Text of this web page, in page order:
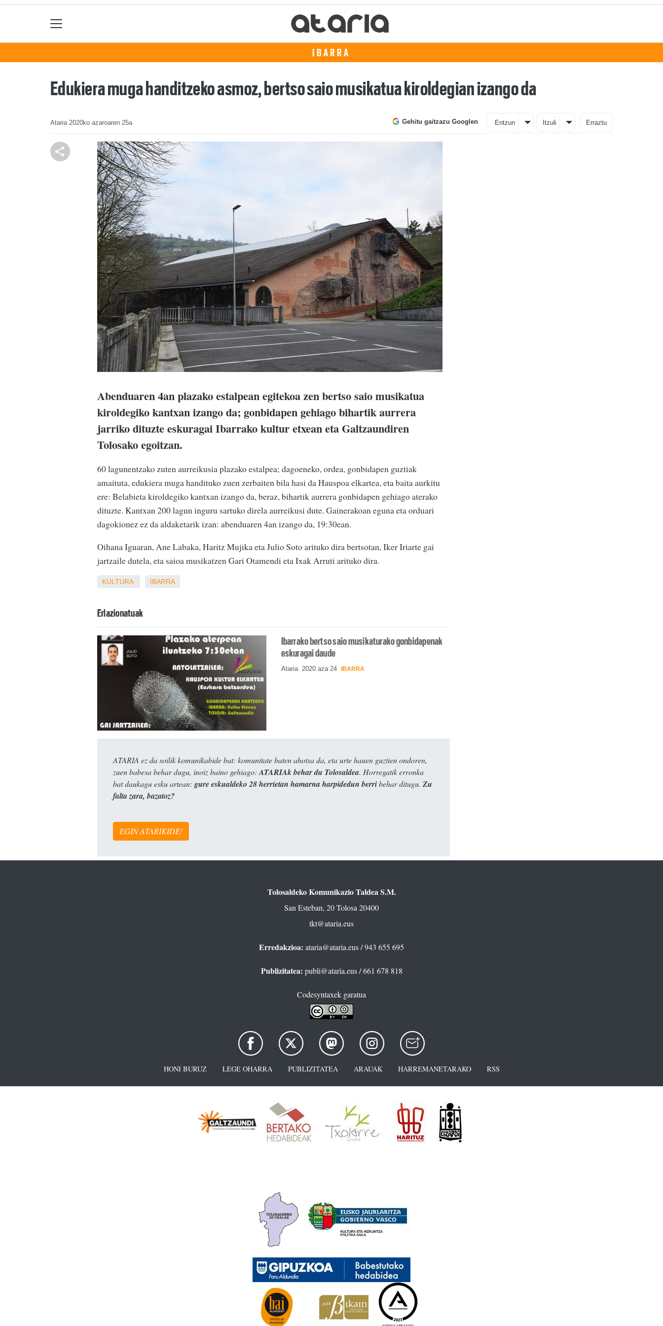
IBARRA
Edukiera muga handitzeko asmoz, bertso saio musikatua kiroldegian izango da
Ataria 2020ko azaroaren 25a Gehitu gaitzazu Googlen Entzun Itzuli Erraztu
Abenduaren 4an plazako estalpean egitekoa zen bertso saio musikatua
kiroldegiko kantxan izango da; gonbidapen gehiago bihartik aurrera
jarriko dituzte eskuragai Ibarrako kultur etxean eta Galtzaundiren
Tolosako egoitzan.
60 lagunentzako zuten aurreikusia plazako estalpea; dagoeneko, ordea, gonbidapen guztiak
amaituta, edukiera muga handituko zuen zerbaiten bila hasi da Hauspoa elkartea, eta baita aurkitu
ere: Belabieta kiroldegiko kantxan izango da, beraz, bihartik aurrera gonbidapen gehiago aterako
dituzte. Kantxan 200 lagun inguru sartuko direla aurreikusi dute. Gainerakoan eguna eta orduari
dagokionez ez da aldaketarik izan: abenduaren 4an izango da, 19:30ean.
Oihana Iguaran, Ane Labaka, Haritz Mujika eta Julio Soto arituko dira bertsotan, Iker Iriarte gai
jartzaile dutela, eta saioa musikatzen Gari Otamendi eta Ixak Arruti arituko dira.
KULTURA IBARRA
Erlazionatuak
Ibarrako bertso saio musikaturako gonbidapenak
eskuragai daude
Ataria 2020 aza 24 IBARRA
ATARIA ez da soilik komunikabide bat: komunitate baten ahotsa da, eta urte hauen guztien ondoren,
zuen babesa behar dugu, inoiz baino gehiago: ATARIAk behar du Tolosaldea. Horregatik erronka
bat daukagu esku artean: gure eskualdeko 28 herrietan hamarna harpidedun berribehar ditugu. Zu
falta zara, bazatoz?
EGIN ATARIKIDE!
Tolosaldeko Komunikazio Taldea S.M.
San Esteban, 20 Tolosa 20400
tkt@ataria.eus
Erredakzioa: ataria@ataria.eus/ 943 655 695
Publizitatea: publi@ataria.eus/ 661 678 818
Codesyntaxek garatua
HONI BURUZ LEGE OHARRA PUBLIZITATEA ARAUAK HARREMANETARAKO RSS